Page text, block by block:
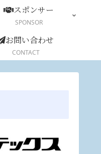
スポンサー
SPONSOR
お問い合わせ
CONTACT